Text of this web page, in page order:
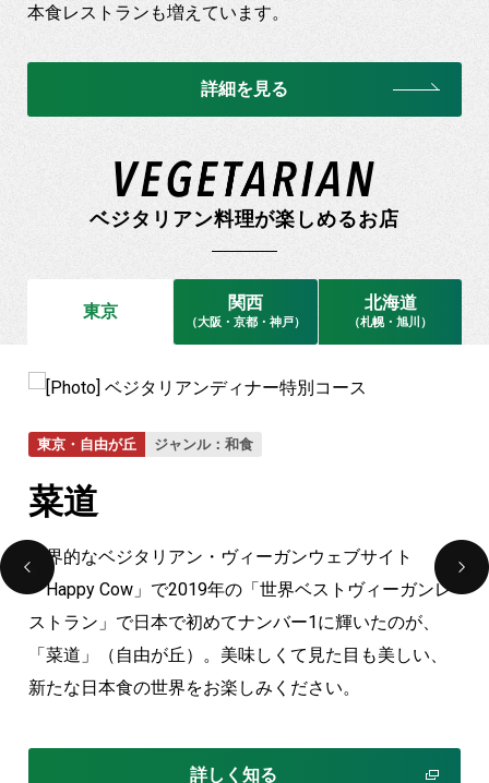
本食レストランも増えています。
詳細を見る
ベジタリアン料理が楽しめるお店
東京 関西
（大阪・京都・神戸）
北海道
（札幌・旭川）
東京・自由が丘 ジャンル：和食
菜道
世界的なベジタリアン・ヴィーガンウェブサイト
「Happy Cow」で2019年の「世界ベストヴィーガンレ
ストラン」で日本で初めてナンバー1に輝いたのが、
「菜道」（自由が丘）。美味しくて見た目も美しい、
新たな日本食の世界をお楽しみください。
詳しく知る